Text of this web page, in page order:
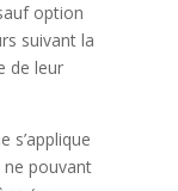
option
suivant la
de leur
s’applique
pouvant